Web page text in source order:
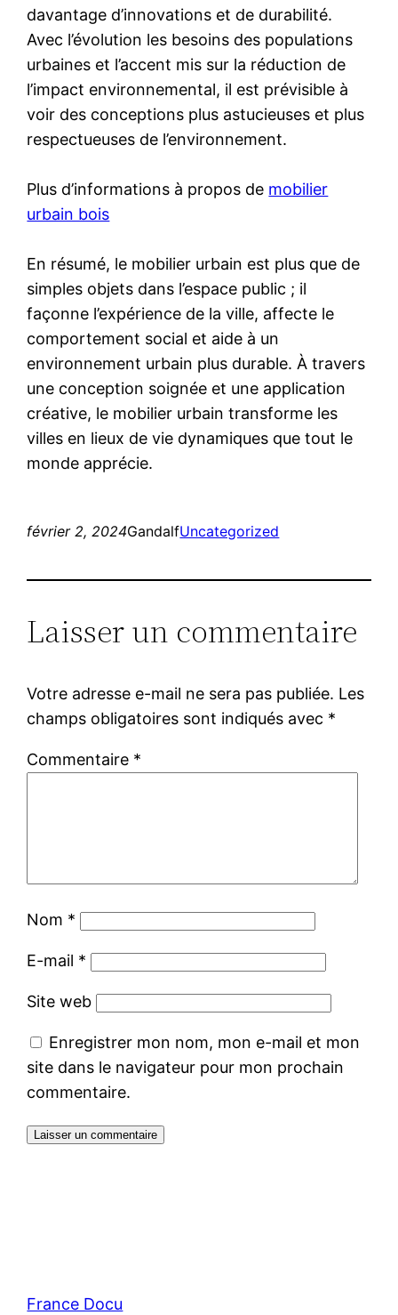
davantage d’innovations et de durabilité.
Avec l’évolution les besoins des populations
urbaines et l’accent mis sur la réduction de
l’impact environnemental, il est prévisible à
voir des conceptions plus astucieuses et plus
respectueuses de l’environnement.
Plus d’informations à propos de mobilier
urbain bois
En résumé, le mobilier urbain est plus que de
simples objets dans l’espace public ; il
façonne l’expérience de la ville, affecte le
comportement social et aide à un
environnement urbain plus durable. À travers
une conception soignée et une application
créative, le mobilier urbain transforme les
villes en lieux de vie dynamiques que tout le
monde apprécie.
février 2, 2024GandalfUncategorized
Laisser un commentaire
Votre adresse e-mail ne sera pas publiée. Les
champs obligatoires sont indiqués avec *
Commentaire *
Nom *
E-mail *
Site web
Enregistrer mon nom, mon e-mail et mon
site dans le navigateur pour mon prochain
commentaire.
France Docu